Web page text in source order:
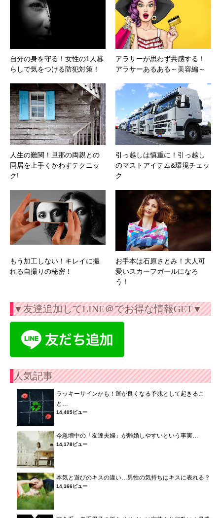
自分の身を守る！女性の1人暮
らしで気をつける防犯対策！
アラサーが思わず共感する！
アラサーあるある～美容編～
人生の難関！旦那の両親との
同居を上手くかわすテクニッ
ク!
引っ越しは慎重に！引っ越し
のマストアイテム&環境チェッ
ク
もう加工しない！キレイに撮
れる自撮りの秘密！
お手本は石原さとみ！大人可
愛いスカーフガールになろ
う！
▼友達追加してLINE＠でお得な情報GET▼
人気記事
ラッキーサインかも！運が良くなる予兆として起きるこ
と…
14,405ビュー
今急増中の「友達夫婦」が離婚しやすいという事実…
14,178ビュー
本気と遊びのキスの違い…男性の気持ちはキスに表れる？
14,166ビュー